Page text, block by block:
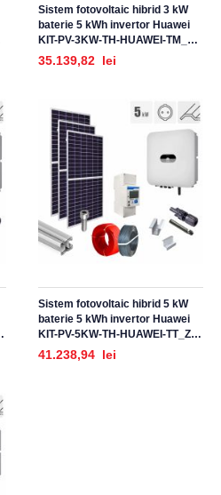
Sistem fotovoltaic hibrid 3 kW
baterie 5 kWh invertor Huawei
KIT-PV-3KW-TH-HUAWEI-TM_Z,
trifazat, cu montaj, prindere
pentru acoperis tigla metalica
35.139,82 lei
Sistem fotovoltaic hibrid 5 kW
baterie 5 kWh invertor Huawei
KIT-PV-5KW-TH-HUAWEI-TT_Z,
trifazat, cu montaj, prindere
pentru acoperis panouri
41.238,94 lei